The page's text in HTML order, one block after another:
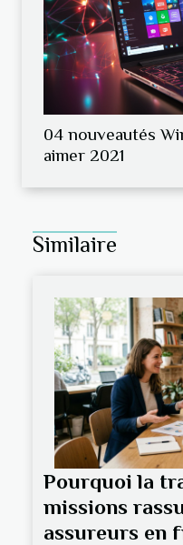
04 nouveautés
aimer 2021
Similaire
Pourquoi la
missions
assureurs en